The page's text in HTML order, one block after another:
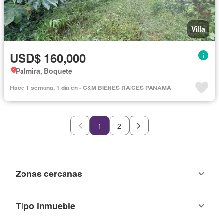
Villa
USD$ 160,000
Palmira, Boquete
Hace 1 semana, 1 día en - C&M BIENES RAICES PANAMÁ
1 2
Zonas cercanas
Tipo inmueble